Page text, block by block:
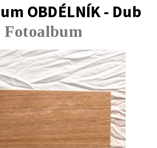
košík
OBDÉLNÍK - Dub
Fotoalbum